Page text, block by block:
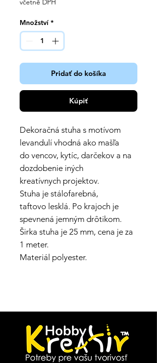
za
metr
včetně DPH
Množství *
Pridať do košíka
Kúpiť
Dekoračná stuha s motívom
levandulí vhodná ako mašľa
do vencov, kytíc, darčekov a na
dozdobenie iných
kreatívnych projektov.
Stuha je stálofarebná,
taftovo lesklá. Po krajoch je
spevnená jemným drôtikom.
Širka stuha je 25 mm, cena je za
1 meter.
Materiál polyester.